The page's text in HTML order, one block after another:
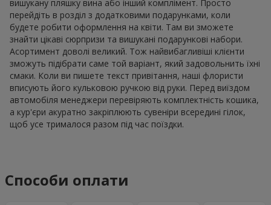
вишукану пляшку вина або інший комплімент. Просто
перейдіть в розділ з додатковими подарунками, коли
будете робити оформлення на квіти. Там ви зможете
знайти цікаві сюрпризи та вишукані подарункові набори.
Асортимент доволі великий. Тож найвибагливіші клієнти
зможуть підібрати саме той варіант, який задовольнить їхні
смаки. Коли ви пишете текст привітання, наші флористи
вписують його кульковою ручкою від руки. Перед виїздом
автомобіля менеджери перевіряють комплектність кошика,
а кур'єри акуратно закріплюють сувеніри всередині гілок,
щоб усе трималося разом під час поїздки.
Способи оплати